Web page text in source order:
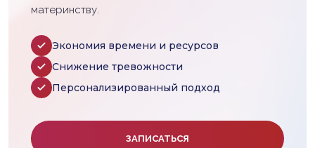
материнству.
Экономия времени и ресурсов
Снижение тревожности
Персонализированный подход
ЗАПИСАТЬСЯ